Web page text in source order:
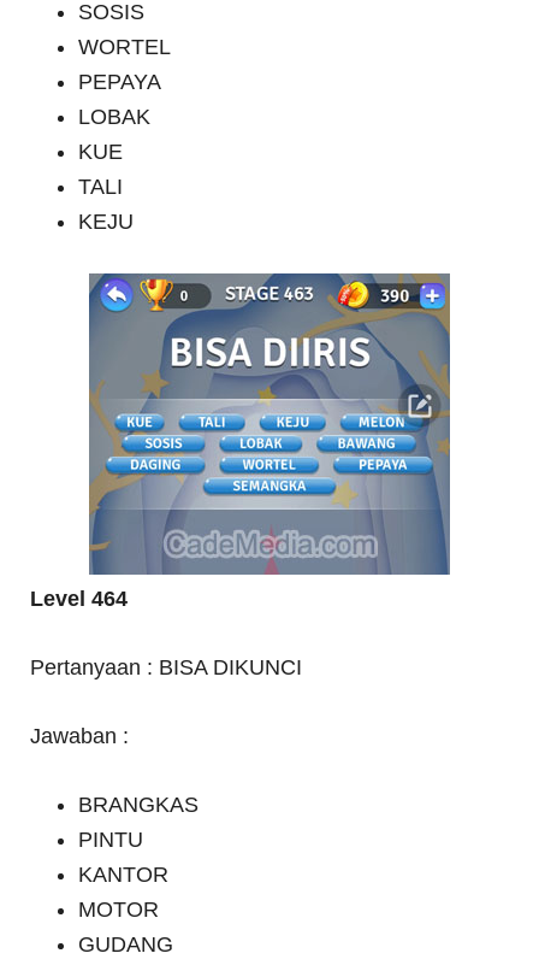
SOSIS
WORTEL
PEPAYA
LOBAK
KUE
TALI
KEJU
Level 464
Pertanyaan : BISA DIKUNCI
Jawaban :
BRANGKAS
PINTU
KANTOR
MOTOR
GUDANG